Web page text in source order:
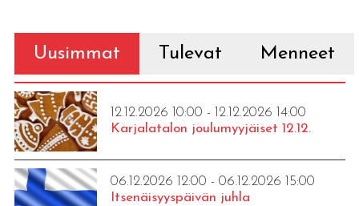
Uusimmat Tulevat Menneet
12.12.2026 10:00 - 12.12.2026 14:00
Karjalatalon joulumyyjäiset 12.12.
06.12.2026 12:00 - 06.12.2026 15:00
Itsenäisyyspäivän juhla